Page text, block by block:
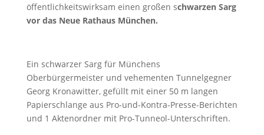
öffentlichkeitswirksam einen großen schwarzen Sarg
vor das Neue Rathaus München.
Ein schwarzer Sarg für Münchens
Oberbürgermeister und vehementen Tunnelgegner
Georg Kronawitter, gefüllt mit einer 50 m langen
Papierschlange aus Pro-und-Kontra-Presse-Berichten
und 1 Aktenordner mit Pro-Tunneol-Unterschriften.